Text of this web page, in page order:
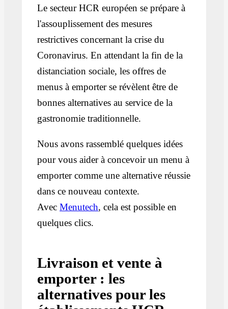
Le secteur HCR européen se prépare à
l'assouplissement des mesures
restrictives concernant la crise du
Coronavirus. En attendant la fin de la
distanciation sociale, les offres de
menus à emporter se révèlent être de
bonnes alternatives au service de la
gastronomie traditionnelle.
Nous avons rassemblé quelques idées
pour vous aider à concevoir un menu à
emporter comme une alternative réussie
dans ce nouveau contexte.
AvecMenutech, cela est possible en
quelques clics.
Livraison et vente à
emporter : les
alternatives pour les